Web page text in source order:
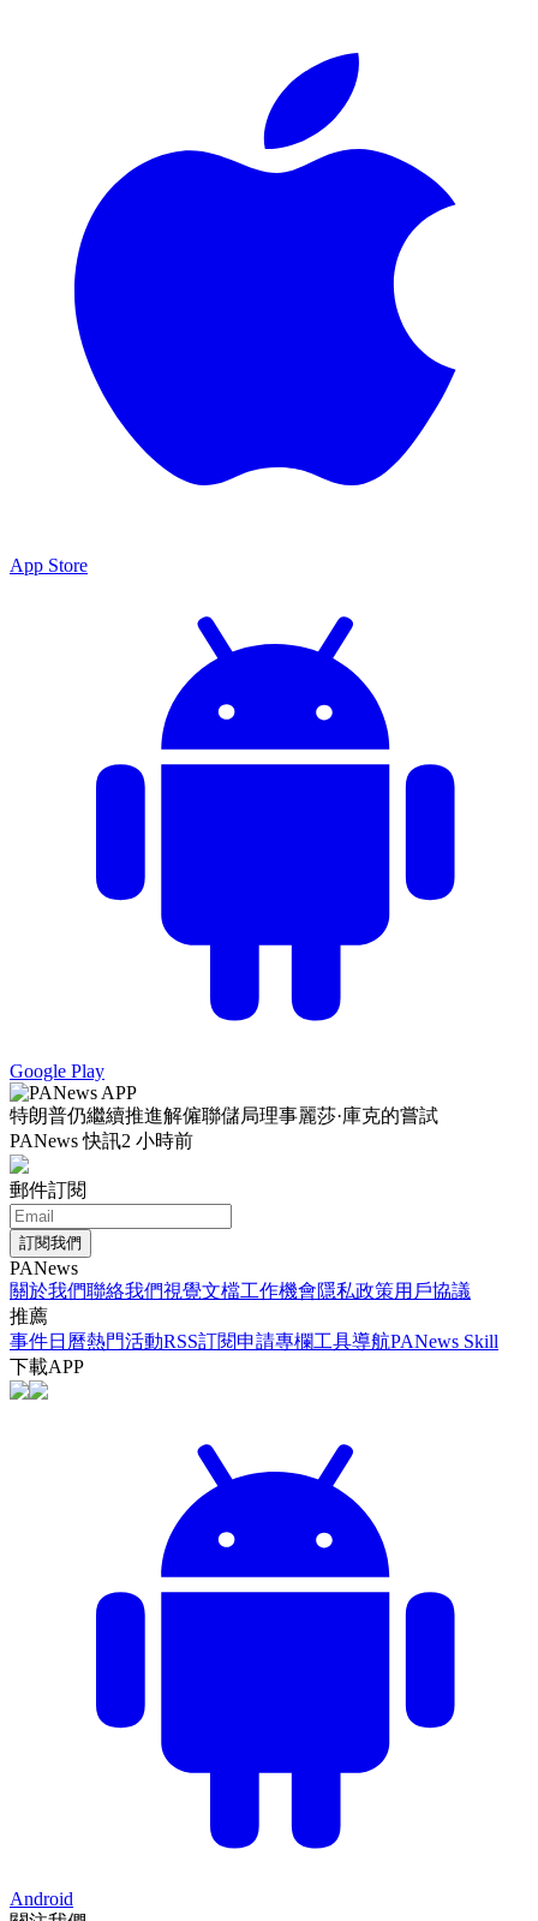
App Store
Google Play
特朗普仍繼續推進解僱聯儲局理事麗莎·庫克的嘗試
PANews 快訊2 小時前
郵件訂閱
訂閱我們
PANews
關於我們聯絡我們視覺文檔工作機會隱私政策用戶協議
推薦
事件日曆熱門活動RSS訂閱申請專欄工具導航PANews Skill
下載APP
Android